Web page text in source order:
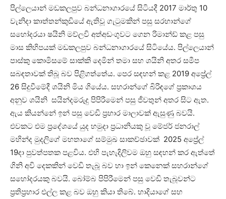
පිල්ලෙයාන් මඩකලපුව බන්ධනාගාරයේ සිටියදී 2017 මාර්තු 10
වැනිදා කාත්තන්කුඩියේ ඇතිවූ ගැටුමකින් පසු සරහාන්ගේ
සහෝදරයා ෂයිනි මව්ලවි අත්අඩංගුවට ගෙන රිමාන්ඩ් කළ පසු
මාස කිහිපයක් මඩකලපුව බන්ධනාගාරයේ සිටියේය. පිල්ලෙයාන්
පාස්කු කොමිසමේ සාක්කි දෙමින් තමා සහ ශයිනි අතර සමීප
සබඳතාවක් තිබූ බව පිළිගත්තේය. පෙර සඳහන් කළ 2019 අප්‍රේල්
26 සිදුවීමේදී ශයිනි මිය ගියේය. සහරාන්ගේ බිරිඳගේ ප්‍රකාශය
අනුව ශයිනි සයින්දමරුදු පිපිරීමෙන් පසු ජීවතුන් අතර සිට ඇත.
ඇය කියන්නේ ඉන් පසු වෙඩි ප්‍රහාර මාලාවක් ඇසුණු බවයි.
එවකට එම ප්‍රදේශයේ යුද හමුදා ප්‍රධානියකු වූ මේජර් ජනරාල්
මහින්ද මුදලිගේ මහතාගේ සම්මුඛ සාකච්ඡාවක් 2025 අප්‍රේල්
19දා පුවත්පතක පළවිය. එහි පැහැදිලිවම ඔහු සඳහන් කර ඇත්තේ
ගිනි අවි දෙකකින් වෙඩි තැබූ බව හා ඉන් කෙනෙක් සහරාන්ගේ
සහෝදරයකු බවයි. බෝම්බ පිපිරීමෙන් පසු වෙඩි තැබූවන්ට
ප්‍රතිප්‍රහාර එල්ල කළ බව ඔහු කියා තිබේ. හාදියාගේ සහ